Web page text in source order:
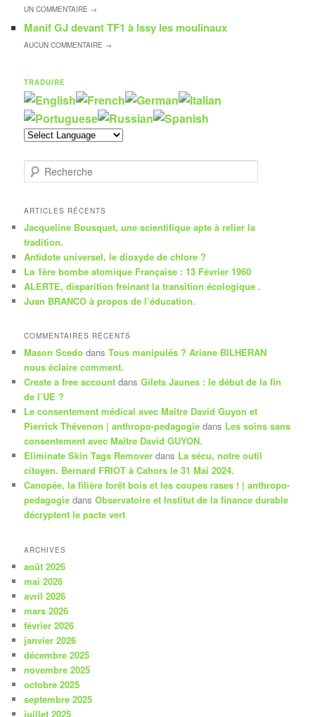
UNCOMMENTAIRE →
Manif GJ devant TF1 à Issy les moulinaux
AUCUNCOMMENTAIRE →
TRADUIRE
e
h
r
c
h
e
ARTICLES RÉCENTS
Jacqueline Bousquet, une scientifique apte à relier la
tradition.
Antidote universel, le dioxyde de chlore ?
La 1ère bombe atomique Française : 13 Février 1960
ALERTE, disparition freinant la transition écologique .
Juan BRANCO à propos de l’éducation.
COMMENTAIRES RÉCENTS
Mason Scedo dansTous manipulés ? Ariane BILHERAN
nous éclaire comment.
Create a free account dansGilets Jaunes : le début de la fin
de l’UE ?
Le consentement médical avec Maître David Guyon et
Pierrick Thévenon | anthropo-pedagogie dans Les soins sans
consentement avec Maître David GUYON.
Eliminate Skin Tags Remover dans La sécu, notre outil
citoyen. Bernard FRIOT à Cahors le 31 Mai 2024.
Canopée, la filière forêt bois et les coupes rases ! | anthropo-
pedagogie dansObservatoire et Institut de la finance durable
décryptent le pacte vert
ARCHIVES
août 2026
mai 2026
avril 2026
mars 2026
février 2026
janvier 2026
décembre 2025
novembre 2025
octobre 2025
septembre 2025
juillet 2025